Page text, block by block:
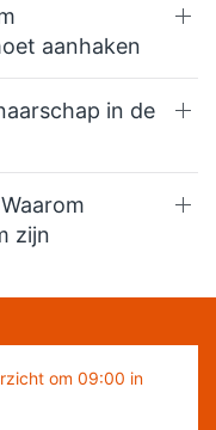
aanhaken
in de
zijn
om 09:00 in